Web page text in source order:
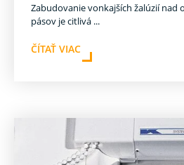
Zabudovanie vonkajších žalúzií nad
pásov je citlivá ...
ČÍTAŤ VIAC